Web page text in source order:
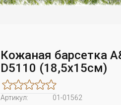
Кожаная барсетка
D5110 (18,5x15см)
Артикул:
01-01562